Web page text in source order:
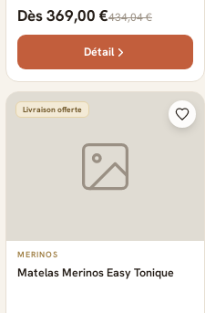
Dès 369,00 €434,04 €
Détail
Livraison offerte
MERINOS
Matelas Merinos Easy Tonique